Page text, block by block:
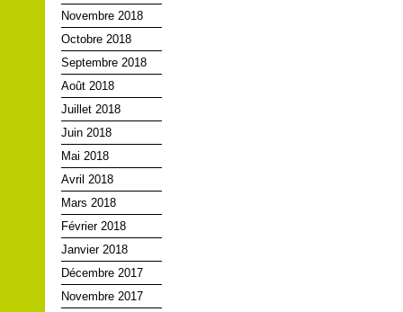
Novembre 2018
Octobre 2018
Septembre 2018
Août 2018
Juillet 2018
Juin 2018
Mai 2018
Avril 2018
Mars 2018
Février 2018
Janvier 2018
Décembre 2017
Novembre 2017